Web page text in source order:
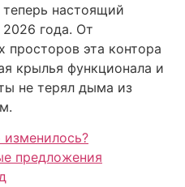
теперь настоящий
2026 года. От
просторов эта контора
крылья функционала и
не терял дыма из
предложения